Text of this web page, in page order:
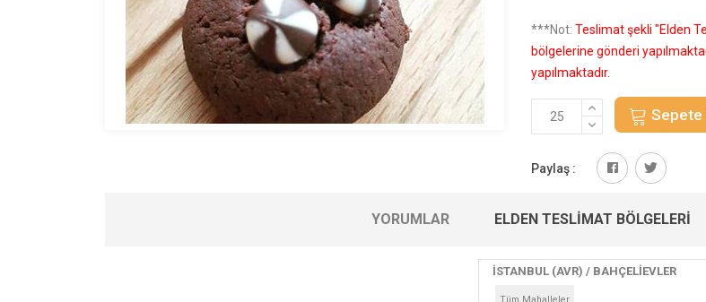
***Not: Teslimat şekli "Elden
bölgelerine gönderi
yapılmaktadır.
Sepete
Paylaş :
YORUMLAR ELDEN TESLIMAT BÖLGELERI
İSTANBUL (AVR) / BAHÇELİEVLER
Tüm Mahalleler